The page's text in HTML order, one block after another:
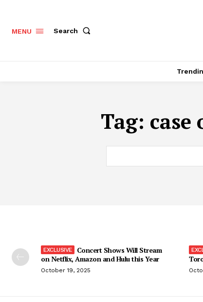
MENU Search
Tag:
Concert Shows Will Stream
on Netflix, Amazon and Hulu this Year
October 19, 2025